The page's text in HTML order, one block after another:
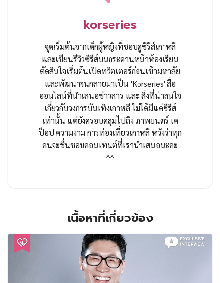
korseries
จุดเริ่มต้นจากเด็กผู้หญิงที่ชอบดูซีรีส์เกาหลี
และเขียนรีวิวซีรีส์บนกระดานหน้าห้องเรียน
ตัดสินใจเริ่มต้นเปิดทวิตเตอร์ก่อนเข้ามหาลัย
และพัฒนาจนกลายมาเป็น 'Korseries' สื่อ
ออนไลน์ที่นำเสนอข่าวสาร และ สิ่งที่น่าสนใจ
เกี่ยวกับวงการบันเทิงเกาหลี ไม่ได้มีแค่ซีรีส์
เท่านั้น แต่ยังครอบคลุมไปถึง ภาพยนตร์ เค
ป็อป ความงาม การท่องเที่ยวเกาหลี หวังว่าทุก
คนจะชื่นชอบคอนเทนต์ที่เรานำเสนอนะคะ
^^
เนื้อหาที่เกี่ยวข้อง